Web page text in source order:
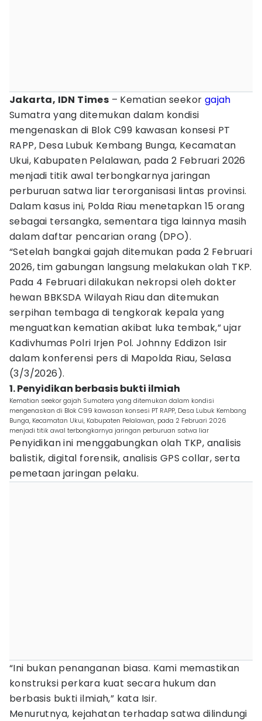
Jakarta, IDN Times – Kematian seekor gajah
Sumatra yang ditemukan dalam kondisi
mengenaskan di Blok C99 kawasan konsesi PT
RAPP, Desa Lubuk Kembang Bunga, Kecamatan
Ukui, Kabupaten Pelalawan, pada 2 Februari 2026
menjadi titik awal terbongkarnya jaringan
perburuan satwa liar terorganisasi lintas provinsi.
Dalam kasus ini, Polda Riau menetapkan 15 orang
sebagai tersangka, sementara tiga lainnya masih
dalam daftar pencarian orang (DPO).
“Setelah bangkai gajah ditemukan pada 2 Februari
2026, tim gabungan langsung melakukan olah TKP.
Pada 4 Februari dilakukan nekropsi oleh dokter
hewan BBKSDA Wilayah Riau dan ditemukan
serpihan tembaga di tengkorak kepala yang
menguatkan kematian akibat luka tembak,” ujar
Kadivhumas Polri Irjen Pol. Johnny Eddizon Isir
dalam konferensi pers di Mapolda Riau, Selasa
(3/3/2026).
1. Penyidikan berbasis bukti ilmiah
Kematian seekor gajah Sumatera yang ditemukan dalam kondisi
mengenaskan di Blok C99 kawasan konsesi PT RAPP, Desa Lubuk Kembang
Bunga, Kecamatan Ukui, Kabupaten Pelalawan, pada 2 Februari 2026
menjadi titik awal terbongkarnya jaringan perburuan satwa liar
Penyidikan ini menggabungkan olah TKP, analisis
balistik, digital forensik, analisis GPS collar, serta
pemetaan jaringan pelaku.
“Ini bukan penanganan biasa. Kami memastikan
konstruksi perkara kuat secara hukum dan
berbasis bukti ilmiah,” kata Isir.
Menurutnya, kejahatan terhadap satwa dilindungi